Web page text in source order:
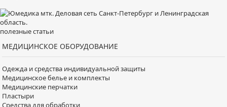
полезные статьи
МЕДИЦИНСКОЕ ОБОРУДОВАНИЕ
Одежда и средства индивидуальной защиты
Медицинское белье и комплекты
Медицинские перчатки
Пластыри
Средства для обработки